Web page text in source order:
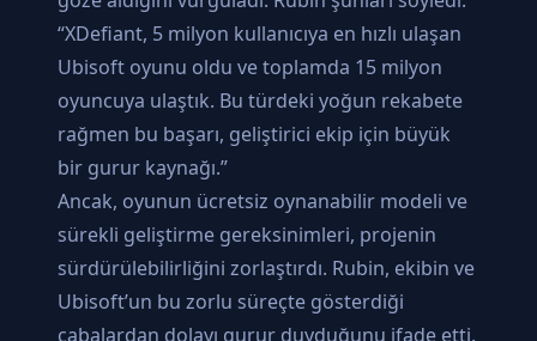
“XDefiant, 5 milyon kullanıcıya en hızlı ulaşan
Ubisoft oyunu oldu ve toplamda 15 milyon
oyuncuya ulaştık. Bu türdeki yoğun rekabete
rağmen bu başarı, geliştirici ekip için büyük
bir gurur kaynağı.”
Ancak, oyunun ücretsiz oynanabilir modeli ve
sürekli geliştirme gereksinimleri, projenin
sürdürülebilirliğini zorlaştırdı. Rubin, ekibin ve
Ubisoft’un bu zorlu süreçte gösterdiği
çabalardan dolayı gurur duyduğunu ifade etti.